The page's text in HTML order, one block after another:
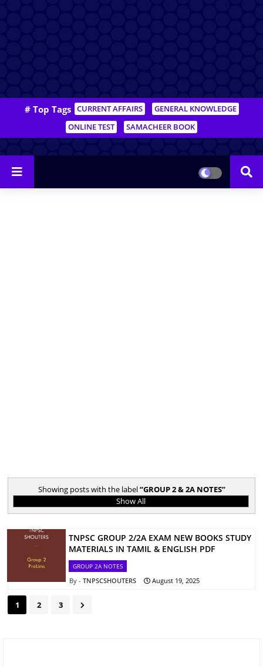
# Top Tags CURRENT AFFAIRS
GENERAL KNOWLEDGE
ONLINE TEST
SAMACHEER BOOK
Showing posts with the label GROUP 2 & 2A NOTES
Show All
TNPSC GROUP 2/2A EXAM NEW BOOKS STUDY
MATERIALS IN TAMIL & ENGLISH PDF
GROUP 2A NOTES
TNPSCSHOUTERS August 19, 2025
1 2 3